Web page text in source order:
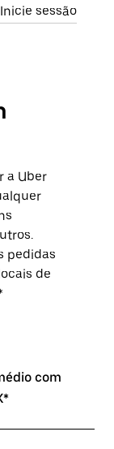
sessão
a Uber
pedidas
de
com